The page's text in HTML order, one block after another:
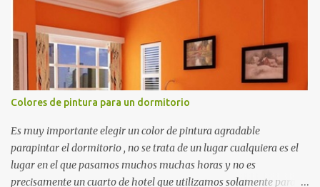
otras cosas.
Colores de pintura para un dormitorio
Es muy importante elegir un color de pintura agradable
parapintar el dormitorio , no se trata de un lugar cualquiera es el
lugar en el que pasamos muchos muchas horas y no es
precisamente un cuarto de hotel que utilizamos solamente para